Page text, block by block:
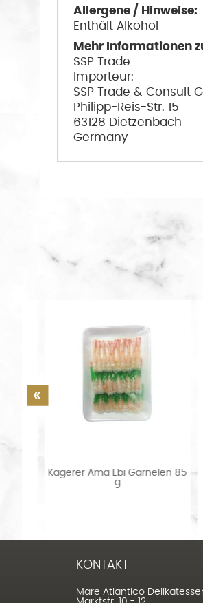
Allergene / Hinweise:
Enthält Alkohol
Mehr Informationen
SSP Trade
Importeur:
SSP Trade & Consult
Philipp-Reis-Str. 15
63128 Dietzenbach
Germany
Kagerer Ama Ebi Garnelen 85
KONTAKT
Mare Atlantico